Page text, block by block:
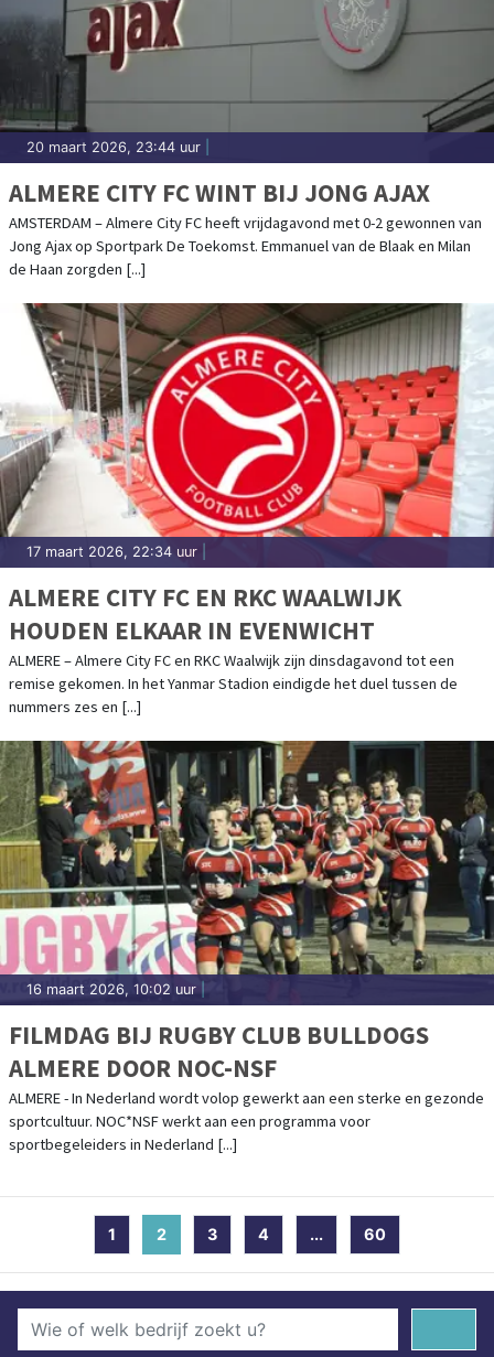
20 maart 2026, 23:44 uur
ALMERE CITY FC WINT BIJ JONG AJAX
AMSTERDAM – Almere City FC heeft vrijdagavond met 0-2 gewonnen van
Jong Ajax op Sportpark De Toekomst. Emmanuel van de Blaak en Milan
de Haan zorgden [...]
17 maart 2026, 22:34 uur
ALMERE CITY FC EN RKC WAALWIJK
HOUDEN ELKAAR IN EVENWICHT
ALMERE – Almere City FC en RKC Waalwijk zijn dinsdagavond tot een
remise gekomen. In het Yanmar Stadion eindigde het duel tussen de
nummers zes en [...]
16 maart 2026, 10:02 uur
FILMDAG BIJ RUGBY CLUB BULLDOGS
ALMERE DOOR NOC-NSF
ALMERE - In Nederland wordt volop gewerkt aan een sterke en gezonde
sportcultuur. NOC*NSF werkt aan een programma voor
sportbegeleiders in Nederland [...]
1 2 (current)
3 4 ... 60